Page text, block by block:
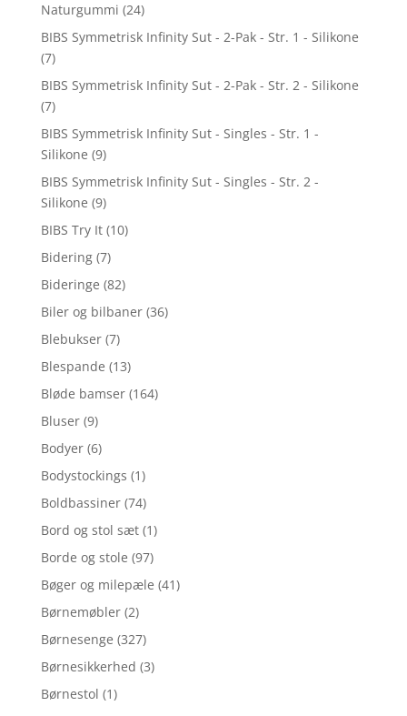
Naturgummi (24)
BIBS Symmetrisk Infinity Sut - 2-Pak - Str. 1 - Silikone
(7)
BIBS Symmetrisk Infinity Sut - 2-Pak - Str. 2 - Silikone
(7)
BIBS Symmetrisk Infinity Sut - Singles - Str. 1 -
Silikone (9)
BIBS Symmetrisk Infinity Sut - Singles - Str. 2 -
Silikone (9)
BIBS Try It (10)
Bidering (7)
Bideringe (82)
Biler og bilbaner (36)
Blebukser (7)
Blespande (13)
Bløde bamser (164)
Bluser (9)
Bodyer (6)
Bodystockings (1)
Boldbassiner (74)
Bord og stol sæt (1)
Borde og stole (97)
Bøger og milepæle (41)
Børnemøbler (2)
Børnesenge (327)
Børnesikkerhed (3)
Børnestol (1)